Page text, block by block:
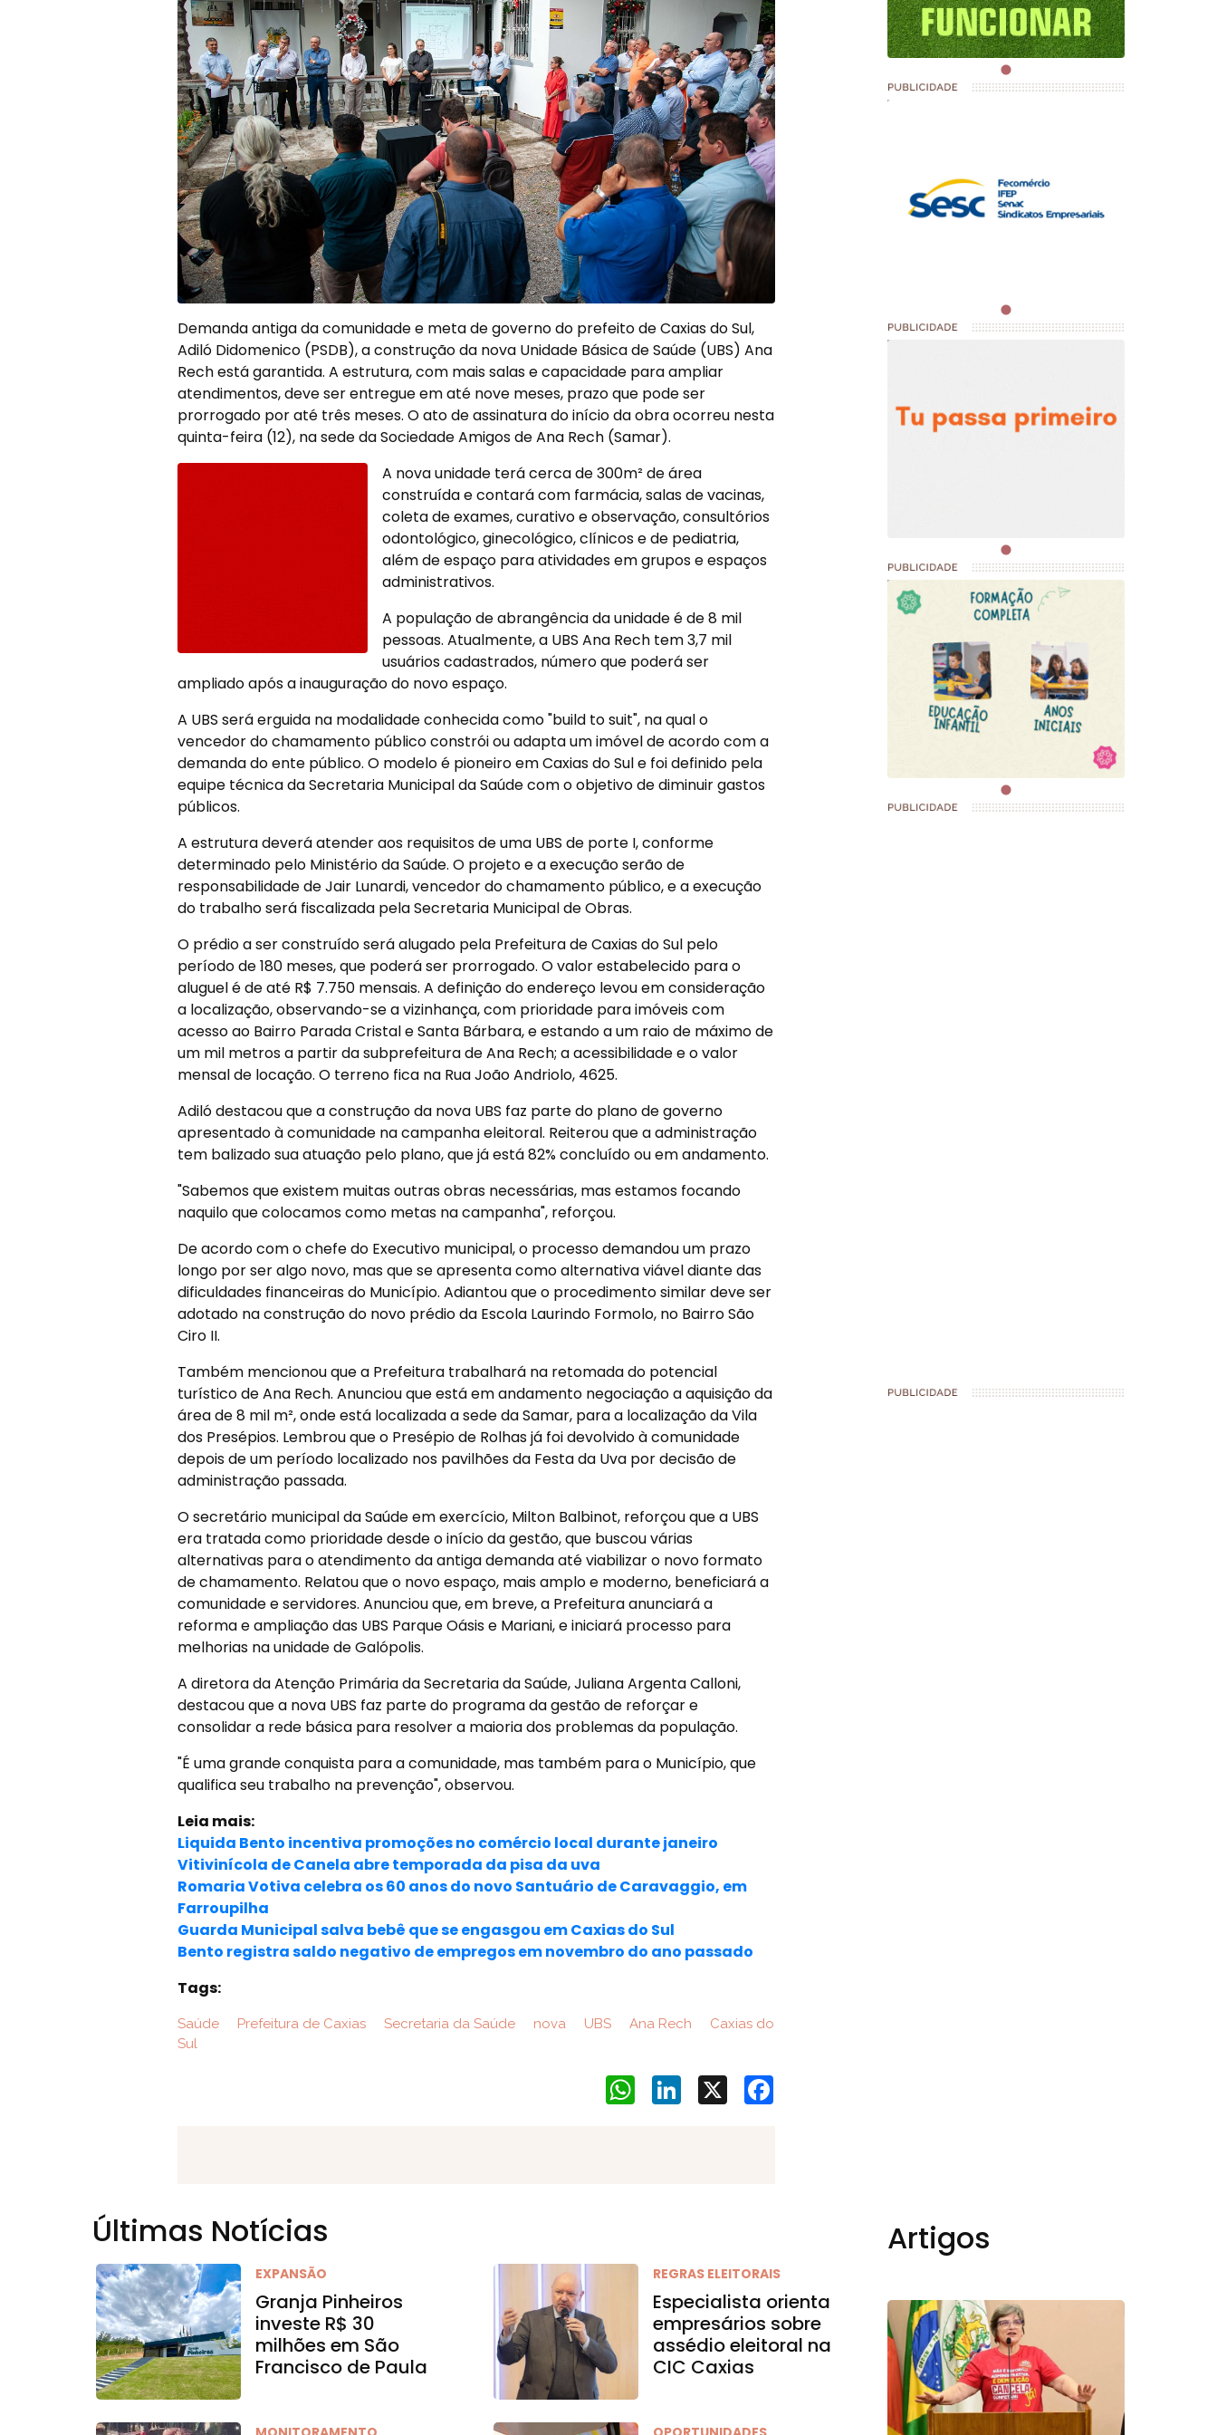
Demanda antiga da comunidade e meta de governo do prefeito de Caxias do Sul,
Adiló Didomenico (PSDB), a construção da nova Unidade Básica de Saúde (UBS) Ana
Rech está garantida. A estrutura, com mais salas e capacidade para ampliar
atendimentos, deve ser entregue em até nove meses, prazo que pode ser
prorrogado por até três meses. O ato de assinatura do início da obra ocorreu nesta
quinta-feira (12), na sede da Sociedade Amigos de Ana Rech (Samar).
A nova unidade terá cerca de 300m² de área
construída e contará com farmácia, salas de vacinas,
coleta de exames, curativo e observação, consultórios
odontológico, ginecológico, clínicos e de pediatria,
além de espaço para atividades em grupos e espaços
administrativos.
A população de abrangência da unidade é de 8 mil
pessoas. Atualmente, a UBS Ana Rech tem 3,7 mil
usuários cadastrados, número que poderá ser
ampliado após a inauguração do novo espaço.
A UBS será erguida na modalidade conhecida como "build to suit", na qual o
vencedor do chamamento público constrói ou adapta um imóvel de acordo com a
demanda do ente público. O modelo é pioneiro em Caxias do Sul e foi definido pela
equipe técnica da Secretaria Municipal da Saúde com o objetivo de diminuir gastos
públicos.
A estrutura deverá atender aos requisitos de uma UBS de porte I, conforme
determinado pelo Ministério da Saúde. O projeto e a execução serão de
responsabilidade de Jair Lunardi, vencedor do chamamento público, e a execução
do trabalho será fiscalizada pela Secretaria Municipal de Obras.
O prédio a ser construído será alugado pela Prefeitura de Caxias do Sul pelo
período de 180 meses, que poderá ser prorrogado. O valor estabelecido para o
aluguel é de até R$ 7.750 mensais. A definição do endereço levou em consideração
a localização, observando-se a vizinhança, com prioridade para imóveis com
acesso ao Bairro Parada Cristal e Santa Bárbara, e estando a um raio de máximo de
um mil metros a partir da subprefeitura de Ana Rech; a acessibilidade e o valor
mensal de locação. O terreno fica na Rua João Andriolo, 4625.
Adiló destacou que a construção da nova UBS faz parte do plano de governo
apresentado à comunidade na campanha eleitoral. Reiterou que a administração
tem balizado sua atuação pelo plano, que já está 82% concluído ou em andamento.
"Sabemos que existem muitas outras obras necessárias, mas estamos focando
naquilo que colocamos como metas na campanha", reforçou.
De acordo com o chefe do Executivo municipal, o processo demandou um prazo
longo por ser algo novo, mas que se apresenta como alternativa viável diante das
dificuldades financeiras do Município. Adiantou que o procedimento similar deve ser
adotado na construção do novo prédio da Escola Laurindo Formolo, no Bairro São
Ciro II.
Também mencionou que a Prefeitura trabalhará na retomada do potencial
turístico de Ana Rech. Anunciou que está em andamento negociação a aquisição da
área de 8 mil m², onde está localizada a sede da Samar, para a localização da Vila
dos Presépios. Lembrou que o Presépio de Rolhas já foi devolvido à comunidade
depois de um período localizado nos pavilhões da Festa da Uva por decisão de
administração passada.
O secretário municipal da Saúde em exercício, Milton Balbinot, reforçou que a UBS
era tratada como prioridade desde o início da gestão, que buscou várias
alternativas para o atendimento da antiga demanda até viabilizar o novo formato
de chamamento. Relatou que o novo espaço, mais amplo e moderno, beneficiará a
comunidade e servidores. Anunciou que, em breve, a Prefeitura anunciará a
reforma e ampliação das UBS Parque Oásis e Mariani, e iniciará processo para
melhorias na unidade de Galópolis.
A diretora da Atenção Primária da Secretaria da Saúde, Juliana Argenta Calloni,
destacou que a nova UBS faz parte do programa da gestão de reforçar e
consolidar a rede básica para resolver a maioria dos problemas da população.
"É uma grande conquista para a comunidade, mas também para o Município, que
qualifica seu trabalho na prevenção", observou.
Leia mais:
Liquida Bento incentiva promoções no comércio local durante janeiro
Vitivinícola de Canela abre temporada da pisa da uva
Romaria Votiva celebra os 60 anos do novo Santuário de Caravaggio, em
Farroupilha
Guarda Municipal salva bebê que se engasgou em Caxias do Sul
Bento registra saldo negativo de empregos em novembro do ano passado
Tags:
Saúde Prefeitura de Caxias Secretaria da Saúde nova UBS Ana Rech
Caxias do
Sul
Facebook
X
LinkedIn
WhatsApp
Últimas Notícias
EXPANSÃO
Granja Pinheiros
investe R$ 30
milhões em São
Francisco de Paula
REGRAS ELEITORAIS
Especialista orienta
empresários sobre
assédio eleitoral na
CIC Caxias
Artigos